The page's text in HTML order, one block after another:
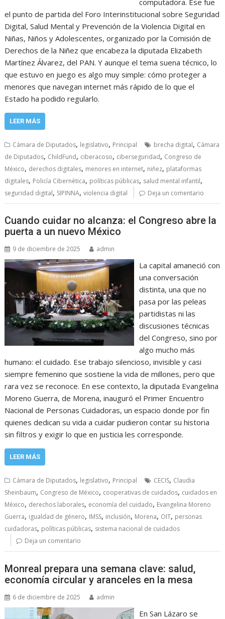
el punto de partida del Foro Interinstitucional sobre Seguridad
Digital, Salud Mental y Prevención de la Violencia Digital en
Niñas, Niños y Adolescentes, organizado por la Comisión de
Derechos de la Niñez que encabeza la diputada Elizabeth
Martínez Álvarez, del PAN. Y aunque el tema suena técnico, lo
que estuvo en juego es algo muy simple: cómo proteger a
menores que navegan internet más rápido de lo que el
Estado ha podido regularlo.
LEER MÁS
Cámara de Diputados, legislativo, Principal brecha digital, Cámara
de Diputados, ChildFund, ciberacoso, ciberseguridad, Congreso de
México, derechos digitales, menores en internet, niñez, plataformas
digitales, Policía Cibernética, políticas públicas, salud mental infantil,
seguridad digital, SIPINNA,violencia digital Deja un comentario
Cuando cuidar no alcanza: el Congreso abre la
puerta a un nuevo México
9 de diciembre de 2025 admin
La capital amaneció con
una conversación
distinta, una que no
pasa por las peleas
partidistas ni las
discusiones técnicas
del Congreso, sino por
algo mucho más
humano: el cuidado. Ese trabajo silencioso, invisible y casi
siempre femenino que sostiene la vida de millones, pero que
rara vez se reconoce. En ese contexto, la diputada Evangelina
Moreno Guerra, de Morena, inauguró el Primer Encuentro
Nacional de Personas Cuidadoras, un espacio donde por fin
quienes dedican su vida a cuidar pudieron contar su historia
sin filtros y exigir lo que en justicia les corresponde.
LEER MÁS
Cámara de Diputados, legislativo, Principal CECIS, Claudia
Sheinbaum, Congreso de México, cooperativas de cuidados, cuidados en
México, derechos laborales, economía del cuidado, Evangelina Moreno
Guerra, igualdad de género, IMSS, inclusión, Morena, OIT, personas
cuidadoras, políticas públicas, sistema nacional de cuidados
Deja un comentario
Monreal prepara una semana clave: salud,
economía circular y aranceles en la mesa
6 de diciembre de 2025 admin
En San Lázaro se